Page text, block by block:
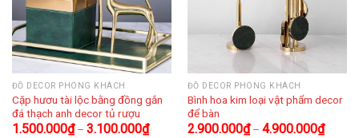
ĐỒ DECOR PHÒNG KHÁCH
Cặp hươu tài lộc bằng đồng gắn
đá thạch anh decor tủ rượu
1.500.000₫– 3.100.000₫
ĐỒ DECOR PHÒNG KHÁCH
Bình hoa kim loại vật phẩm decor
để bàn
2.900.000₫– 4.900.000₫